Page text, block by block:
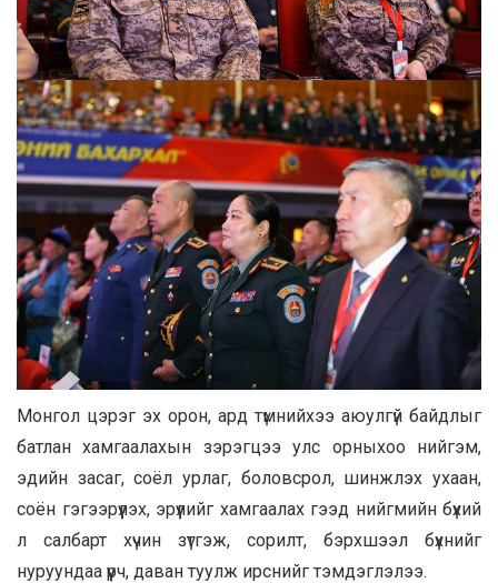
Монгол цэрэг эх орон, ард түмнийхээ аюулгүй байдлыг
батлан хамгаалахын зэрэгцээ улс орныхоо нийгэм,
эдийн засаг, соёл урлаг, боловсрол, шинжлэх ухаан,
соён гэгээрүүлэх, эрүүлийг хамгаалах гээд нийгмийн бүхий
л салбарт хүчин зүтгэж, сорилт, бэрхшээл бүхнийг
нуруундаа үүрч, даван туулж ирснийг тэмдэглэлээ.